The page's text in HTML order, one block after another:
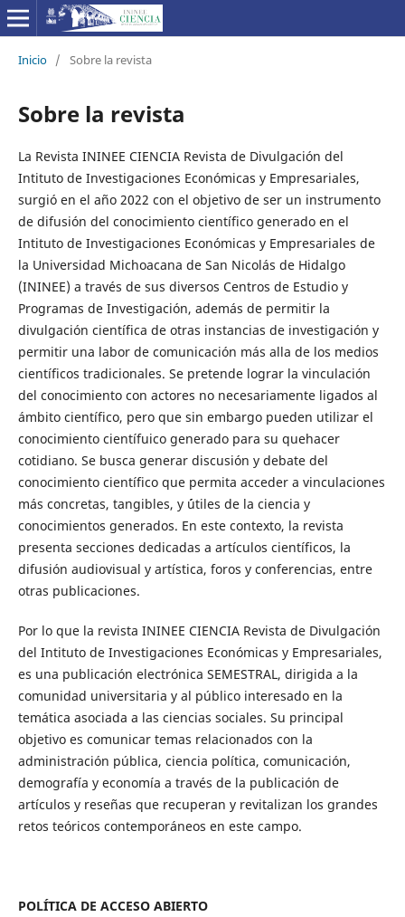
Inicio / Sobre la revista
Sobre la revista
La Revista ININEE CIENCIA Revista de Divulgación del
Intituto de Investigaciones Económicas y Empresariales,
surgió en el año 2022 con el objetivo de ser un instrumento
de difusión del conocimiento científico generado en el
Intituto de Investigaciones Económicas y Empresariales de
la Universidad Michoacana de San Nicolás de Hidalgo
(ININEE) a través de sus diversos Centros de Estudio y
Programas de Investigación, además de permitir la
divulgación científica de otras instancias de investigación y
permitir una labor de comunicación más alla de los medios
científicos tradicionales. Se pretende lograr la vinculación
del conocimiento con actores no necesariamente ligados al
ámbito científico, pero que sin embargo pueden utilizar el
conocimiento científuico generado para su quehacer
cotidiano. Se busca generar discusión y debate del
conocimiento científico que permita acceder a vinculaciones
más concretas, tangibles, y ´útiles de la ciencia y
conocimientos generados. En este contexto, la revista
presenta secciones dedicadas a artículos científicos, la
difusión audiovisual y artística, foros y conferencias, entre
otras publicaciones.
Por lo que la revista ININEE CIENCIA Revista de Divulgación
del Intituto de Investigaciones Económicas y Empresariales,
es una publicación electrónica SEMESTRAL, dirigida a la
comunidad universitaria y al público interesado en la
temática asociada a las ciencias sociales. Su principal
objetivo es comunicar temas relacionados con la
administración pública, ciencia política, comunicación,
demografía y economía a través de la publicación de
artículos y reseñas que recuperan y revitalizan los grandes
retos teóricos contemporáneos en este campo.
POLÍTICA DE ACCESO ABIERTO